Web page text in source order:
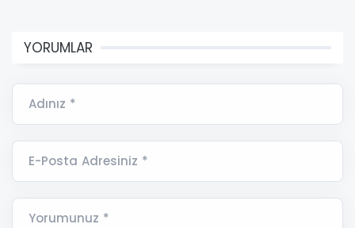
YORUMLAR
Adınız *
E-Posta Adresiniz *
Yorumunuz *